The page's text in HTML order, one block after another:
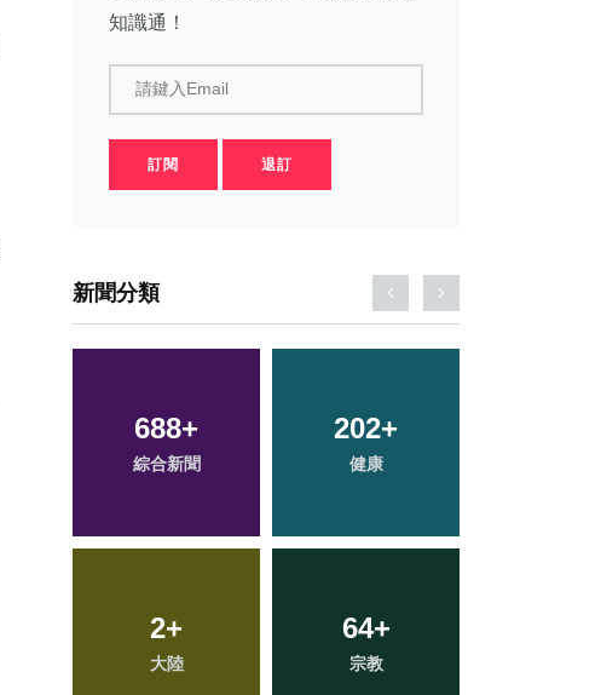
知識通！
請鍵入Email
訂閱 退訂
新聞分類
71+
農業
157+
旅遊
48+
頭條
112+
專欄